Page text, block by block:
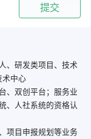
提交
、研发类项目、技术
术中心
、双创平台；服务业
、人社系统的资格认
项目申报规划等业务